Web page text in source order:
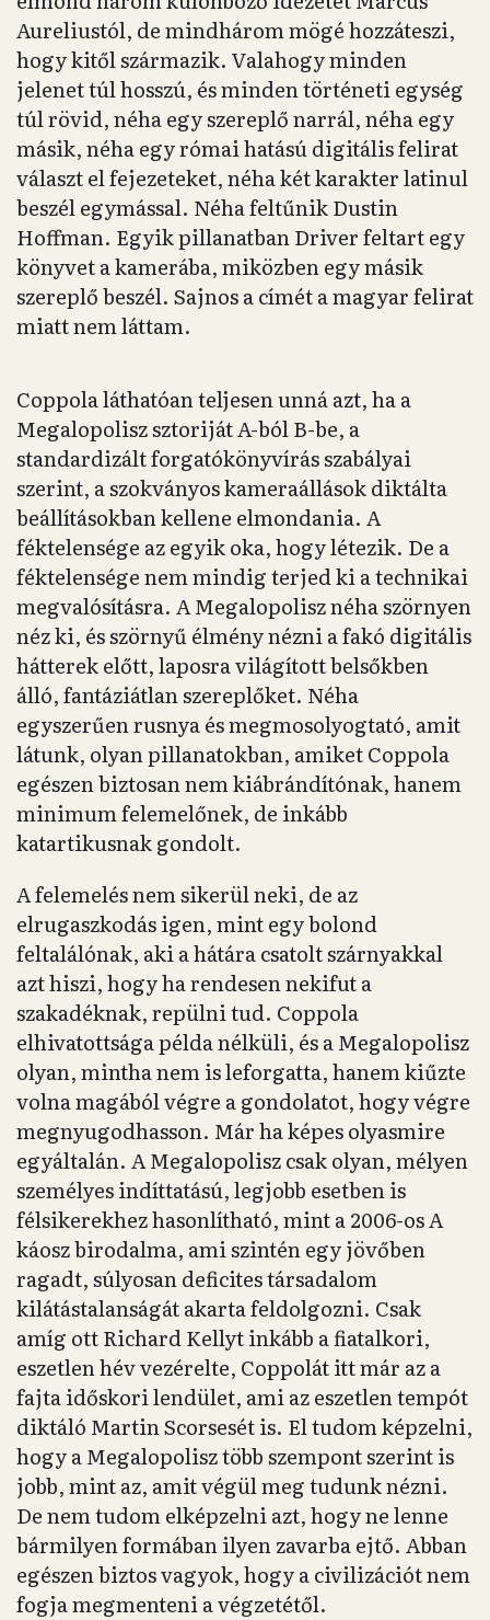
Aureliustól, de mindhárom mögé hozzáteszi,
hogy kitől származik. Valahogy minden
jelenet túl hosszú, és minden történeti egység
túl rövid, néha egy szereplő narrál, néha egy
másik, néha egy római hatású digitális felirat
választ el fejezeteket, néha két karakter latinul
beszél egymással. Néha feltűnik Dustin
Hoffman. Egyik pillanatban Driver feltart egy
könyvet a kamerába, miközben egy másik
szereplő beszél. Sajnos a címét a magyar felirat
miatt nem láttam.
Coppola láthatóan teljesen unná azt, ha a
Megalopolisz sztoriját A-ból B-be, a
standardizált forgatókönyvírás szabályai
szerint, a szokványos kameraállások diktálta
beállításokban kellene elmondania. A
féktelensége az egyik oka, hogy létezik. De a
féktelensége nem mindig terjed ki a technikai
megvalósításra. A Megalopolisz néha szörnyen
néz ki, és szörnyű élmény nézni a fakó digitális
hátterek előtt, laposra világított belsőkben
álló, fantáziátlan szereplőket. Néha
egyszerűen rusnya és megmosolyogtató, amit
látunk, olyan pillanatokban, amiket Coppola
egészen biztosan nem kiábrándítónak, hanem
minimum felemelőnek, de inkább
katartikusnak gondolt.
A felemelés nem sikerül neki, de az
elrugaszkodás igen, mint egy bolond
feltalálónak, aki a hátára csatolt szárnyakkal
azt hiszi, hogy ha rendesen nekifut a
szakadéknak, repülni tud. Coppola
elhivatottsága példa nélküli, és a Megalopolisz
olyan, mintha nem is leforgatta, hanem kiűzte
volna magából végre a gondolatot, hogy végre
megnyugodhasson. Már ha képes olyasmire
egyáltalán. A Megalopolisz csak olyan, mélyen
személyes indíttatású, legjobb esetben is
félsikerekhez hasonlítható, mint a 2006-os A
káosz birodalma, ami szintén egy jövőben
ragadt, súlyosan deficites társadalom
kilátástalanságát akarta feldolgozni. Csak
amíg ott Richard Kellyt inkább a fiatalkori,
eszetlen hév vezérelte, Coppolát itt már az a
fajta időskori lendület, ami az eszetlen tempót
diktáló Martin Scorsesét is. El tudom képzelni,
hogy a Megalopolisz több szempont szerint is
jobb, mint az, amit végül meg tudunk nézni.
De nem tudom elképzelni azt, hogy ne lenne
bármilyen formában ilyen zavarba ejtő. Abban
egészen biztos vagyok, hogy a civilizációt nem
fogja megmenteni a végzetétől.